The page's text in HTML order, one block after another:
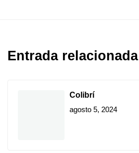
Entrada relacionada
Colibrí
agosto 5, 2024